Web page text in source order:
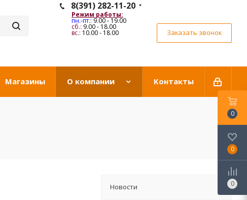
8(391) 282-11-20
Режим работы:
пн.-пт.:9.00 - 19.00
сб.: 9.00 - 18.00
вс.: 10.00 - 18.00 Заказать звонок
Магазины О компании Контакты
Новости
0
0
0